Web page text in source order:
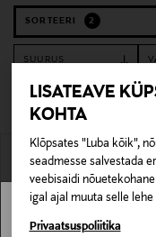
LISATEAVE
KOHTA
Klõpsates "Luba kõik",
seadmesse salvestada
veebisaidi
igal ajal muuta selle lehe
Privaatsuspoliitika
SORTEERI 2
SUURUS
Pusad ja kapuutsiga
1 Tulemust
Stockmann pole